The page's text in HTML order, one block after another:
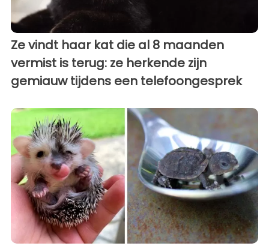
Ze vindt haar kat die al 8 maanden
vermist is terug: ze herkende zijn
gemiauw tijdens een telefoongesprek